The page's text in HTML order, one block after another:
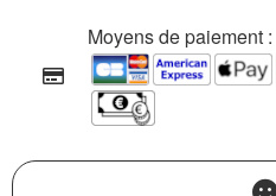
Moyens de paiement :